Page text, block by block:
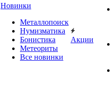
Новинки
Металлопоиск
Нумизматика
Бонистика
Метеориты
Все новинки
Акции